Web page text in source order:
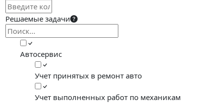
Решаемые задачи
Автосервис
Учет принятых в ремонт авто
Учет выполненных работ по механикам